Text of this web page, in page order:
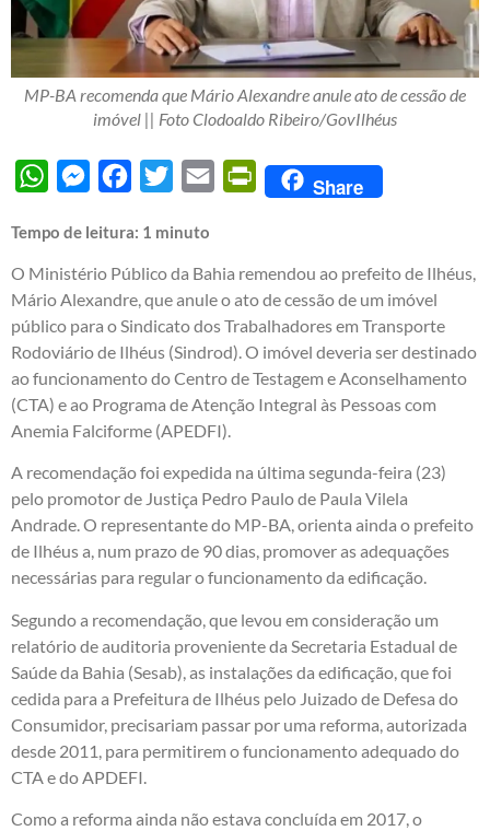
MP-BA recomenda que Mário Alexandre anule ato de cessão de
imóvel || Foto Clodoaldo Ribeiro/GovIlhéus
WhatsAppMessengerFacebook
Twitter Email PrintFriendly
Share
Tempo de leitura: 1 minuto
O Ministério Público da Bahia remendou ao prefeito de Ilhéus,
Mário Alexandre, que anule o ato de cessão de um imóvel
público para o Sindicato dos Trabalhadores em Transporte
Rodoviário de Ilhéus (Sindrod). O imóvel deveria ser destinado
ao funcionamento do Centro de Testagem e Aconselhamento
(CTA) e ao Programa de Atenção Integral às Pessoas com
Anemia Falciforme (APEDFI).
A recomendação foi expedida na última segunda-feira (23)
pelo promotor de Justiça Pedro Paulo de Paula Vilela
Andrade. O representante do MP-BA, orienta ainda o prefeito
de Ilhéus a, num prazo de 90 dias, promover as adequações
necessárias para regular o funcionamento da edificação.
Segundo a recomendação, que levou em consideração um
relatório de auditoria proveniente da Secretaria Estadual de
Saúde da Bahia (Sesab), as instalações da edificação, que foi
cedida para a Prefeitura de Ilhéus pelo Juizado de Defesa do
Consumidor, precisariam passar por uma reforma, autorizada
desde 2011, para permitirem o funcionamento adequado do
CTA e do APDEFI.
Como a reforma ainda não estava concluída em 2017, o